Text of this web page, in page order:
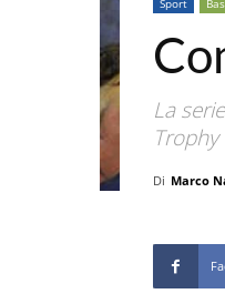
Sport
La
Di Marco